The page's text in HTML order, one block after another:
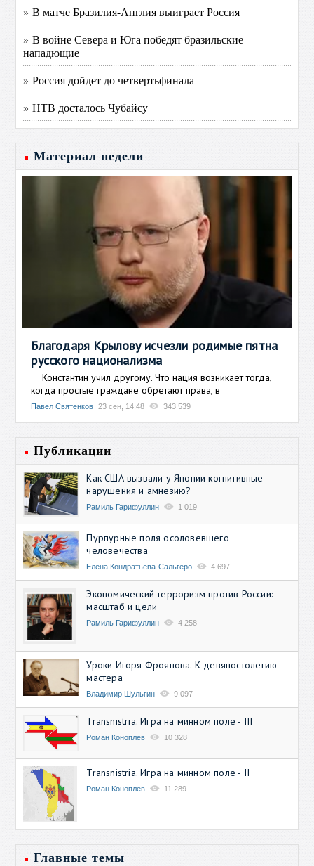
» В матче Бразилия-Англия выиграет Россия
» В войне Севера и Юга победят бразильские
нападющие
» Россия дойдет до четвертьфинала
» НТВ досталось Чубайсу
Материал недели
Благодаря Крылову исчезли родимые пятна
русского национализма
Константин учил другому. Что нация возникает тогда,
когда простые граждане обретают права, в
Павел Святенков 23 сен, 14:48 343 539
Публикации
Как США вызвали у Японии когнитивные
нарушения и амнезию?
Рамиль Гарифуллин 1 019
Пурпурные поля осоловевшего
человечества
Елена Кондратьева-Сальгеро 4 697
Экономический терроризм против России:
масштаб и цели
Рамиль Гарифуллин 4 258
Уроки Игоря Фроянова. К девяностолетию
мастера
Владимир Шульгин 9 097
Transnistria. Игра на минном поле - III
Роман Коноплев 10 328
Transnistria. Игра на минном поле - II
Роман Коноплев 11 289
Главные темы